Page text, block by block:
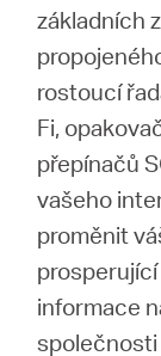
základních
rostoucí
Fi,
přepínačů
vašeho
proměnit
informace
společnosti